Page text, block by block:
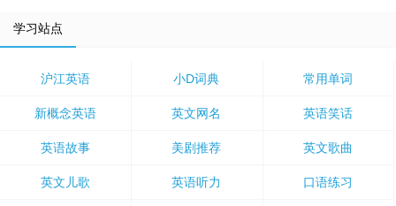
学习站点
沪江英语 小D词典 常用单词
新概念英语 英文网名 英语笑话
英语故事 美剧推荐 英文歌曲
英文儿歌 英语听力 口语练习